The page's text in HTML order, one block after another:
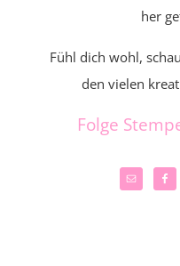
her
Fühl dich wohl,
den vielen
Folge